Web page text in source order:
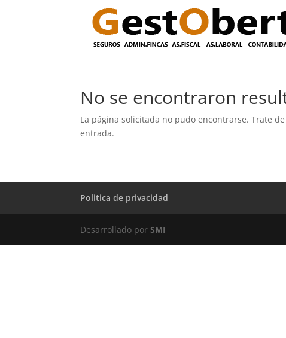
No se encontraron
La página solicitada no pudo encontrarse. Trate
entrada.
Politica de privacidad
Desarrollado porSMI